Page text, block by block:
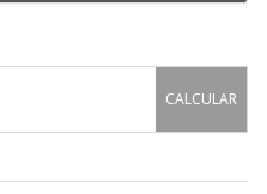
CALCULAR